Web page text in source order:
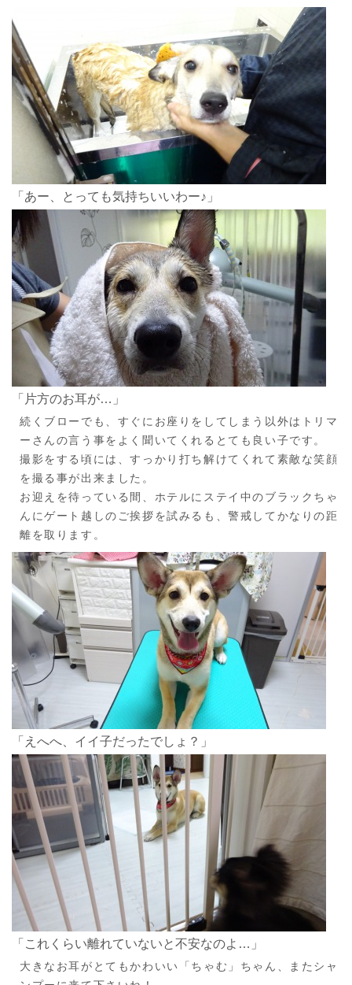
「あー、とっても気持ちいいわー♪」
「片方のお耳が…」
続くブローでも、すぐにお座りをしてしまう以外はトリマ
ーさんの言う事をよく聞いてくれるとても良い子です。
撮影をする頃には、すっかり打ち解けてくれて素敵な笑顔
を撮る事が出来ました。
お迎えを待っている間、ホテルにステイ中のブラックちゃ
んにゲート越しのご挨拶を試みるも、警戒してかなりの距
離を取ります。
「えへへ、イイ子だったでしょ？」
「これくらい離れていないと不安なのよ…」
大きなお耳がとてもかわいい「ちゃむ」ちゃん、またシャ